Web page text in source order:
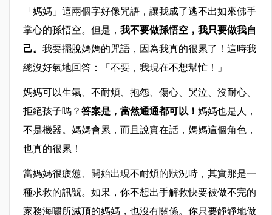
「媽媽」這兩個字好像咒語，讓我成了逃不出如來佛手
掌心的孫悟空。但是， 我不要做孫悟空，我只要做我自
己。 我要擺脫媽媽的咒語，因為我真的很累了！這時我
總沒好氣地回答：「不要，我現在不想幫忙！」
媽媽可以生氣、不耐煩、抱怨、傷心、哭泣、沒耐心、
拒絕孩子嗎？ 答案是，當然通通都可以！ 媽媽也是人，
不是機器。媽媽會累，而且說實在話，媽媽這個角色，
也真的很累！
當媽媽很疲憊、開始出現不耐煩的狀況時，其實那是一
種求救的訊號。如果，你不想出手解救快要被做不完的
家務海嘯所滅頂的媽媽，也沒有關係。你只要靜靜地做